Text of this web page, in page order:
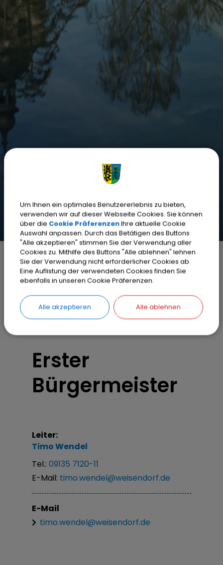
Markt Weisendorf Bürgerinfo
Rathaus
Organisationsstruktur
Erster Bürgermeister
Erster
Bürgermeister
Leiter:
TimoWendel
Tel.: 09135 7120-11
E-Mail: timo.wendel@weisendorf.de
E-Mail
timo.wendel@weisendorf.de
Um Ihnen ein optimales Benutzererlebnis zu bieten,
verwenden wir auf dieser Webseite Cookies. Sie können
über die Cookie PräferenzenIhre aktuelle Cookie
Auswahl anpassen. Durch das Betätigen des Buttons
"Alle akzeptieren" stimmen Sie der Verwendung aller
Cookies zu. Mithilfe des Buttons "Alle ablehnen" lehnen
Sie der Verwendung nicht erforderlicher Cookies ab.
Eine Auflistung der verwendeten Cookies finden Sie
ebenfalls in unseren Cookie Präferenzen.
Alle akzeptieren Alle ablehnen